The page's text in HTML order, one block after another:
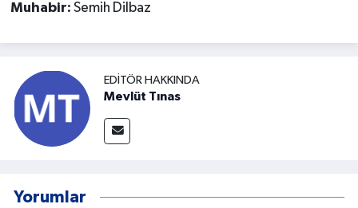
Muhabir: Semih Dilbaz
EDITÖR HAKKINDA
Mevlüt Tınas
Yorumlar